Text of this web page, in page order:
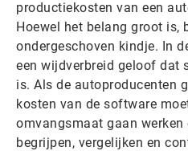
productiekosten van een
Hoewel het belang groot is,
ondergeschoven kindje. In
een wijdverbreid geloof dat
is. Als de autoproducenten
kosten van de software
omvangsmaat gaan werken
begrijpen, vergelijken en